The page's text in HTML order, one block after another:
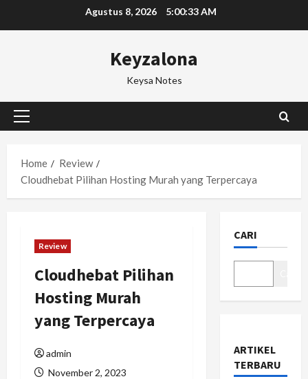
Agustus 8, 2026 5:00:34 AM
Keyzalona
Keysa Notes
Primary
Home
Review
Cloudhebat Pilihan Hosting Murah yang Terpercaya
Review
Cloudhebat Pilihan
Hosting Murah
yang Terpercaya
admin
November 2, 2023
CARI
ARTIKEL
TERBARU